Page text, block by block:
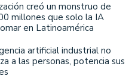
creó un monstruo de
millones que solo la IA
en Latinoamérica
artificial industrial no
a las personas, potencia sus